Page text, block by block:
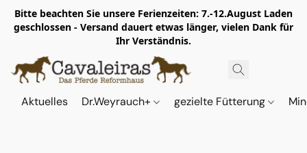
Bitte beachten Sie unsere Ferienzeiten: 7.-12.August Laden
geschlossen - Versand dauert etwas länger, vielen Dank für
Ihr Verständnis.
Aktuelles Dr.Weyrauch+ gezielte Fütterung